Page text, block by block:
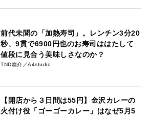
前代未聞の「加熱寿司」。レンチン3分20
秒、9貫で6900円也のお寿司ははたして
値段に見合う美味しさなのか？
TND幽介／A4studio
【開店から３日間は55円】金沢カレーの
火付け役「ゴーゴーカレー」はなぜ5月5